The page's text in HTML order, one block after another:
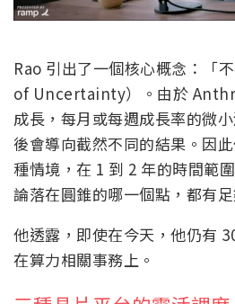
Rao 引出了一個核心概念：「
of Uncertainty）。由於
成長，每月或每週成長率的微
後會導向截然不同的結果。因
種情境，在 1 到 2 年的時間範
論落在圓錐的哪一個點，都有
他透露，即使在今天，他仍有
在算力相關事務上。